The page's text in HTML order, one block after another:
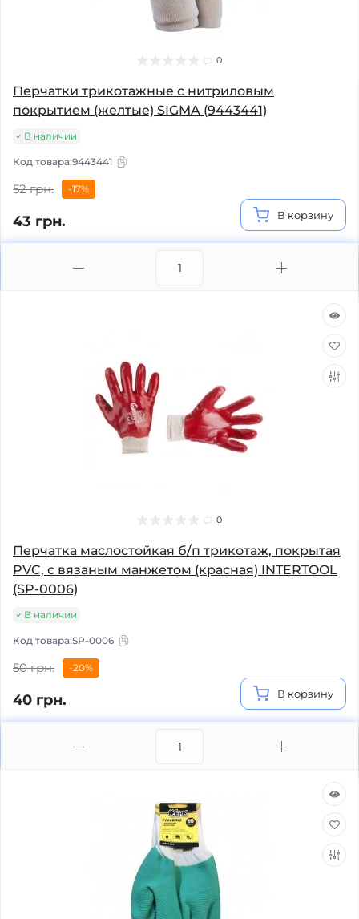
0
Перчатки трикотажные с нитриловым
покрытием (желтые) SIGMA (9443441)
В наличии
Код товара:9443441
52 грн. -17%
43 грн. В корзину
0
Перчатка маслостойкая б/п трикотаж, покрытая
PVC, с вязаным манжетом (красная) INTERTOOL
(SP-0006)
В наличии
Код товара:SP-0006
50 грн. -20%
40 грн. В корзину